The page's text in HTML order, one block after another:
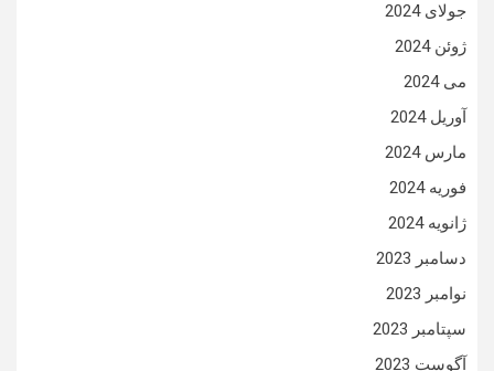
جولای 2024
ژوئن 2024
می 2024
آوریل 2024
مارس 2024
فوریه 2024
ژانویه 2024
دسامبر 2023
نوامبر 2023
سپتامبر 2023
آگوست 2023